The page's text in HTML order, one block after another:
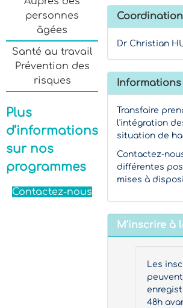
personnes
âgées
Santé au travail
Prévention des
risques
Plus
d’informations
sur nos
programmes
Contactez-nous
Dr Christian
Transfaire
l'intégration
situation de
Contactez-
différentes
mises à
M'inscrire à
Les
48h